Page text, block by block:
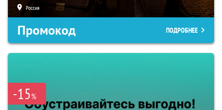
Россия
Промокод ПОДРОБНЕЕ
-15%